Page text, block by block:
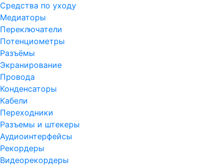
Средства по уходу
Медиаторы
Переключатели
Потенциометры
Разъёмы
Экранирование
Провода
Конденсаторы
Кабели
Переходники
Разъемы и штекеры
Аудиоинтерфейсы
Рекордеры
Видеорекордеры